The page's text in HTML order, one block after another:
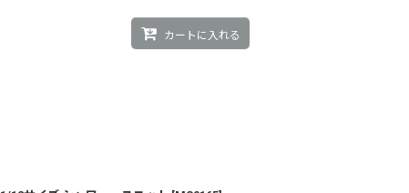
カートに入れる